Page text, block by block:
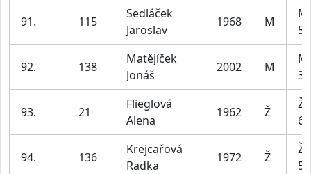
91. 115
Sedláček
Jaroslav
1968 M
92. 138
Matějíček
Jonáš
2002 M
93. 21
Flieglová
Alena
1962 Ž
94. 136
Krejcařová
Radka
1972 Ž